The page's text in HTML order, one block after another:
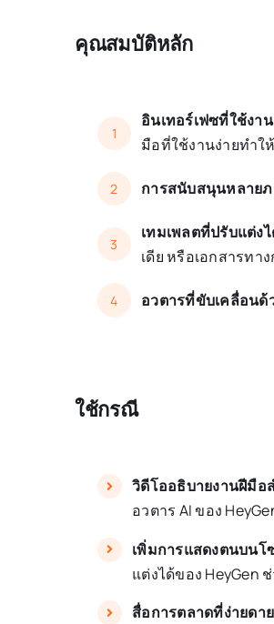
คุณสมบัติหลัก
1
อินเทอร์เฟซที่ใช้งา
มือที่ใช้งานง่ายทำใ
2 การสนับสนุนหลาย
3
เทมเพลตที่ปรับแต่ง
เดีย หรือเอกสารทา
4 อวตารที่ขับเคลื่อนด้
ใช้กรณี
วิดีโออธิบายงานฝีมื
อวตาร AI ของ
เพิ่มการแสดงตนบนโ
แต่งได้ของ
สื่อการตลาดที่ง่ายดา